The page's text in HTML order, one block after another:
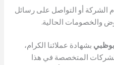
الشركة أو التواصل على رسائل
والخصومات الحالية.
بشهادة عملائنا الكرام،
المتخصصة في هذا